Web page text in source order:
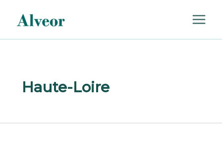
contenu
Haute-Loire